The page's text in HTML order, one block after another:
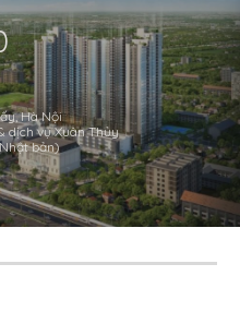
Hà Nội
dịch vụ Xuân Thủy
bản)